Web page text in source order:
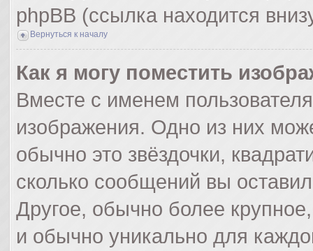
phpBB (ссылка находится
Вернуться к началу
Как я могу поместить
Вместе с именем
изображения. Одно из них
обычно это звёздочки,
сколько сообщений вы
Другое, обычно более
и обычно уникально для